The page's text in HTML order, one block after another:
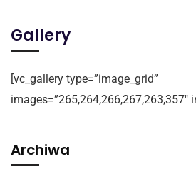
Gallery
[vc_gallery type=”image_grid”
images=”265,264,266,267,263,357″
Archiwa